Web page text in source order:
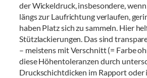
der Wickeldruck, insbesondere,
längs zur Laufrichtung verlaufen,
haben Platz sich zu sammeln. Hier
Stützlackierungen. Das sind
– meistens mit Verschnitt (= Farbe
diese Höhentoleranzen durch
Druckschichtdicken im Rapport oder